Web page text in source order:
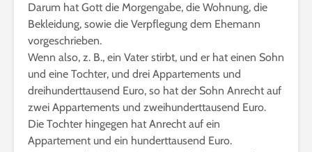
Darum hat Gott die Morgengabe, die Wohnung, die
Bekleidung, sowie die Verpflegung dem Ehemann
vorgeschrieben.
Wenn also, z. B., ein Vater stirbt, und er hat einen Sohn
und eine Tochter, und drei Appartements und
dreihunderttausend Euro, so hat der Sohn Anrecht auf
zwei Appartements und zweihunderttausend Euro.
Die Tochter hingegen hat Anrecht auf ein
Appartement und ein hunderttausend Euro.